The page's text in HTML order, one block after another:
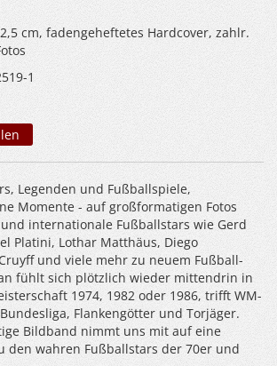
cm, fadengeheftetes Hardcover, zahlr.
1
Legenden und Fußballspiele,
Momente - auf großformatigen Fotos
internationale Fußballstars wie Gerd
Platini, Lothar Matthäus, Diego
und viele mehr zu neuem Fußball-
fühlt sich plötzlich wieder mittendrin in
1974, 1982 oder 1986, trifft WM-
Flankengötter und Torjäger.
Bildband nimmt uns mit auf eine
den wahren Fußballstars der 70er und